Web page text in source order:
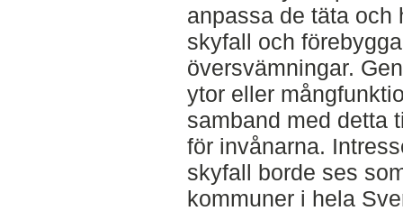
anpassa de täta och
skyfall och
översvämningar.
ytor eller
samband med detta
för invånarna.
skyfall borde ses
kommuner i hela